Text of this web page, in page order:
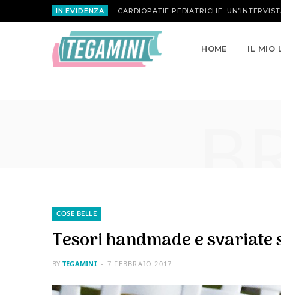
IN EVIDENZA MARIA ATTANASIO | LA ROSA INVERSA
HOME IL MIO
COSE BELLE
Tesori handmade e
BY TEGAMINI 7 FEBBRAIO 2017